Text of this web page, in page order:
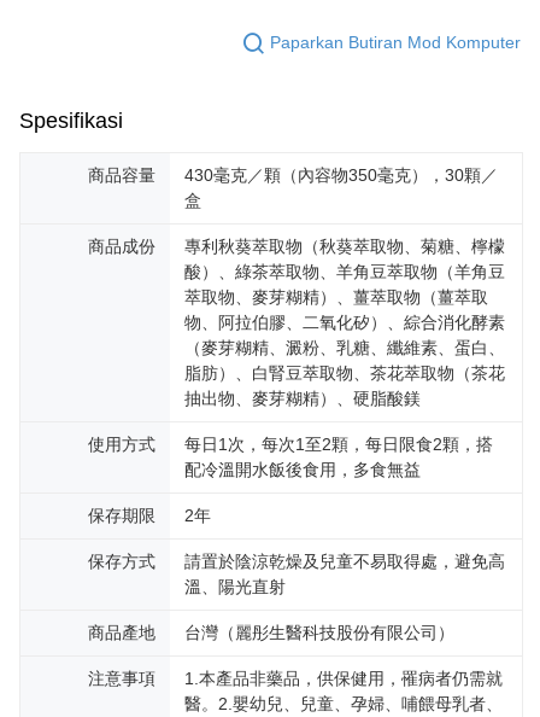
Paparkan Butiran Mod Komputer
Spesifikasi
商品容量
430毫克／顆（內容物350毫克），30顆／
盒
商品成份
專利秋葵萃取物（秋葵萃取物、菊糖、檸檬
酸）、綠茶萃取物、羊角豆萃取物（羊角豆
萃取物、麥芽糊精）、薑萃取物（薑萃取
物、阿拉伯膠、二氧化矽）、綜合消化酵素
（麥芽糊精、澱粉、乳糖、纖維素、蛋白、
脂肪）、白腎豆萃取物、茶花萃取物（茶花
抽出物、麥芽糊精）、硬脂酸鎂
使用方式
每日1次，每次1至2顆，每日限食2顆，搭
配冷溫開水飯後食用，多食無益
保存期限 2年
保存方式
請置於陰涼乾燥及兒童不易取得處，避免高
溫、陽光直射
商品產地 台灣（麗彤生醫科技股份有限公司）
注意事項
1.本產品非藥品，供保健用，罹病者仍需就
醫。2.嬰幼兒、兒童、孕婦、哺餵母乳者、